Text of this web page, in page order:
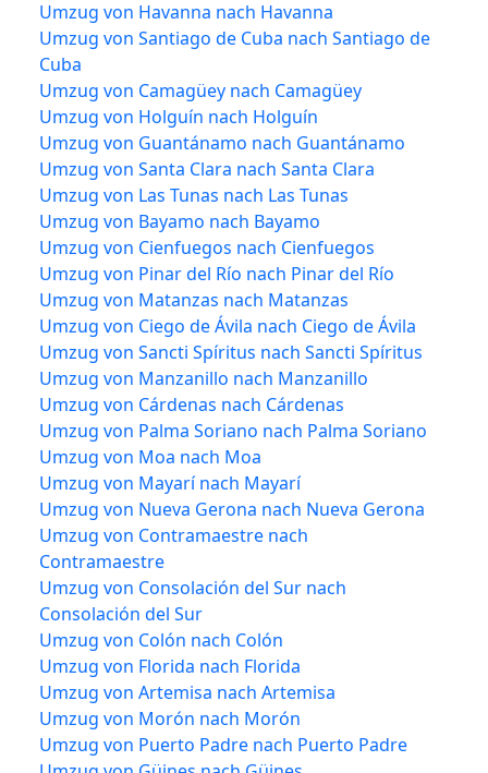
Umzug von Havanna nach Havanna
Umzug von Santiago de Cuba nach Santiago de
Cuba
Umzug von Camagüey nach Camagüey
Umzug von Holguín nach Holguín
Umzug von Guantánamo nach Guantánamo
Umzug von Santa Clara nach Santa Clara
Umzug von Las Tunas nach Las Tunas
Umzug von Bayamo nach Bayamo
Umzug von Cienfuegos nach Cienfuegos
Umzug von Pinar del Río nach Pinar del Río
Umzug von Matanzas nach Matanzas
Umzug von Ciego de Ávila nach Ciego de Ávila
Umzug von Sancti Spíritus nach Sancti Spíritus
Umzug von Manzanillo nach Manzanillo
Umzug von Cárdenas nach Cárdenas
Umzug von Palma Soriano nach Palma Soriano
Umzug von Moa nach Moa
Umzug von Mayarí nach Mayarí
Umzug von Nueva Gerona nach Nueva Gerona
Umzug von Contramaestre nach
Contramaestre
Umzug von Consolación del Sur nach
Consolación del Sur
Umzug von Colón nach Colón
Umzug von Florida nach Florida
Umzug von Artemisa nach Artemisa
Umzug von Morón nach Morón
Umzug von Puerto Padre nach Puerto Padre